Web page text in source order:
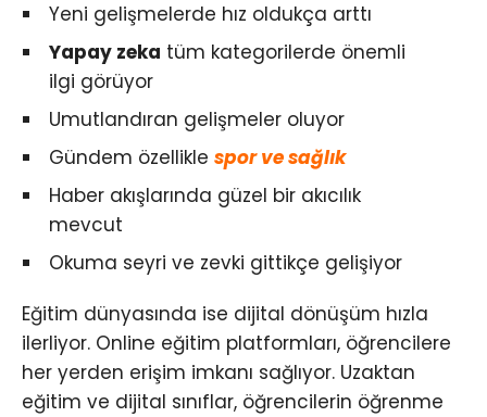
Yeni gelişmelerde hız oldukça arttı
Yapay zeka tüm kategorilerde önemli
ilgi görüyor
Umutlandıran gelişmeler oluyor
Gündem özellikle spor ve sağlık
Haber akışlarında güzel bir akıcılık
mevcut
Okuma seyri ve zevki gittikçe gelişiyor
Eğitim dünyasında ise dijital dönüşüm hızla
ilerliyor. Online eğitim platformları, öğrencilere
her yerden erişim imkanı sağlıyor. Uzaktan
eğitim ve dijital sınıflar, öğrencilerin öğrenme